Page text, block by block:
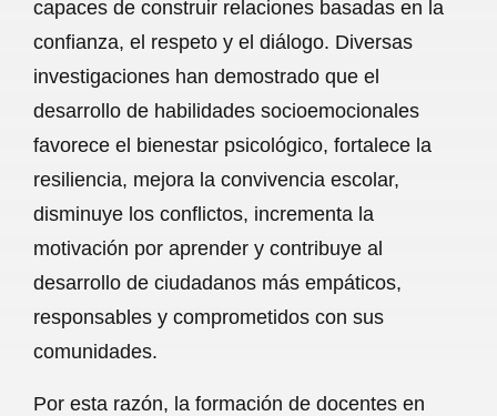
capaces de construir relaciones basadas en la
confianza, el respeto y el diálogo. Diversas
investigaciones han demostrado que el
desarrollo de habilidades socioemocionales
favorece el bienestar psicológico, fortalece la
resiliencia, mejora la convivencia escolar,
disminuye los conflictos, incrementa la
motivación por aprender y contribuye al
desarrollo de ciudadanos más empáticos,
responsables y comprometidos con sus
comunidades.
Por esta razón, la formación de docentes en